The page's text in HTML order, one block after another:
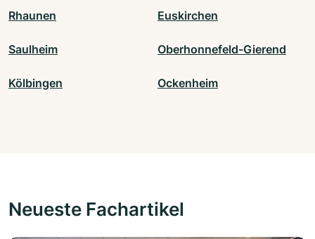
Rhaunen Euskirchen
Saulheim Oberhonnefeld-Gierend
Kölbingen Ockenheim
Neueste Fachartikel